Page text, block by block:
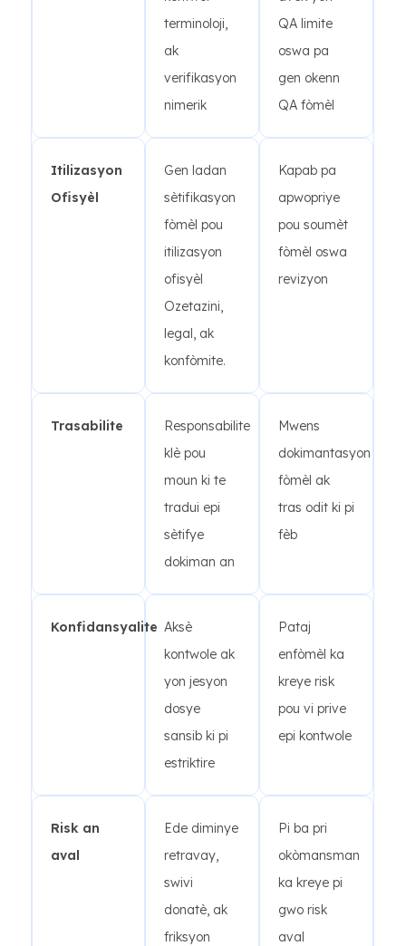
terminoloji,
ak
verifikasyon
nimerik
QA limite
oswa pa
gen okenn
QA fòmèl
Itilizasyon
Ofisyèl
Gen ladan
sètifikasyon
fòmèl pou
itilizasyon
ofisyèl
Ozetazini,
legal, ak
konfòmite.
Kapab pa
apwopriye
pou soumèt
fòmèl oswa
revizyon
Trasabilite
Responsabilite
klè pou
moun ki te
tradui epi
sètifye
dokiman an
Mwens
dokimantasyon
fòmèl ak
tras odit ki pi
fèb
Konfidansyalite Aksè
kontwole ak
yon jesyon
dosye
sansib ki pi
estriktire
Pataj
enfòmèl ka
kreye risk
pou vi prive
epi kontwole
Risk an
aval
Ede diminye
retravay,
swivi
donatè, ak
friksyon
Pi ba pri
okòmansman
ka kreye pi
gwo risk
aval